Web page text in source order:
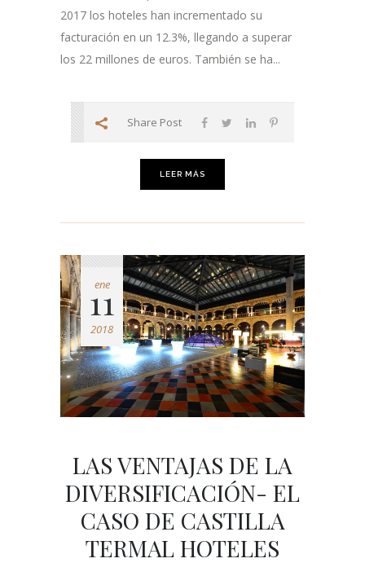
2017 los hoteles han incrementado su
facturación en un 12.3%, llegando a superar
los 22 millones de euros. También se ha...
Share Post
LEER MÁS
ene
11
2018
LAS VENTAJAS DE LA
DIVERSIFICACIÓN- EL
CASO DE CASTILLA
TERMAL HOTELES